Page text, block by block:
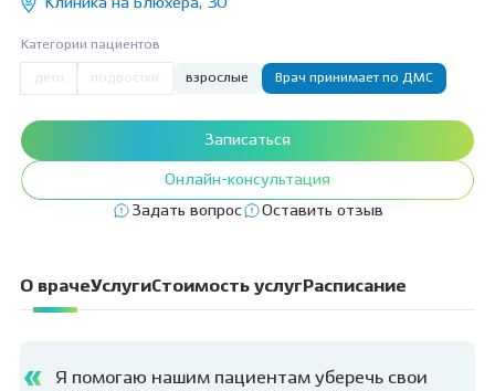
Клиника на Блюхера, 30
Категории пациентов
дети подростки взрослые Врач принимает по ДМС
Записаться
Онлайн-консультация
Задать вопрос
Оставить отзыв
О врачеУслугиСтоимость услуг Расписание
Я помогаю нашим пациентам уберечь свои